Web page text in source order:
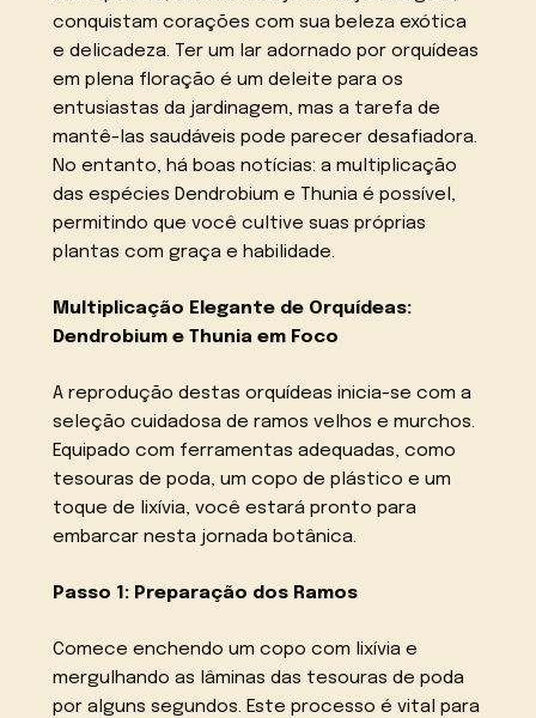
conquistam corações com sua beleza exótica
e delicadeza. Ter um lar adornado por orquídeas
em plena floração é um deleite para os
entusiastas da jardinagem, mas a tarefa de
mantê-las saudáveis pode parecer desafiadora.
No entanto, há boas notícias: a multiplicação
das espécies Dendrobium e Thunia é possível,
permitindo que você cultive suas próprias
plantas com graça e habilidade.
Multiplicação Elegante de Orquídeas:
Dendrobium e Thunia em Foco
A reprodução destas orquídeas inicia-se com a
seleção cuidadosa de ramos velhos e murchos.
Equipado com ferramentas adequadas, como
tesouras de poda, um copo de plástico e um
toque de lixívia, você estará pronto para
embarcar nesta jornada botânica.
Passo 1: Preparação dos Ramos
Comece enchendo um copo com lixívia e
mergulhando as lâminas das tesouras de poda
por alguns segundos. Este processo é vital para